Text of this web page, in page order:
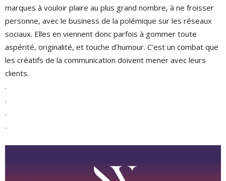
marques à vouloir plaire au plus grand nombre, à ne froisser
personne, avec le business de la polémique sur les réseaux
sociaux. Elles en viennent donc parfois à gommer toute
aspérité, originalité, et touche d’humour. C’est un combat que
les créatifs de la communication doivent mener avec leurs
clients.
.
.
.
.